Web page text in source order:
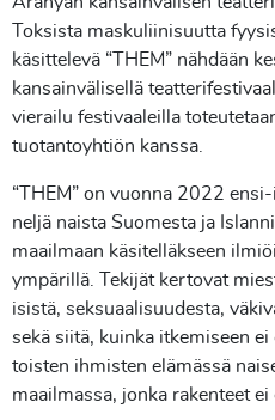
Toksista maskuliinisuutta
käsittelevä “THEM” nähdään
kansainvälisellä
vierailu festivaaleilla
tuotantoyhtiön kanssa.
“THEM” on vuonna 2022
neljä naista Suomesta ja
maailmaan käsitelläkseen
ympärillä. Tekijät kertovat
isistä, seksuaalisuudesta,
sekä siitä, kuinka itkemiseen
toisten ihmisten elämässä
maailmassa, jonka rakenteet